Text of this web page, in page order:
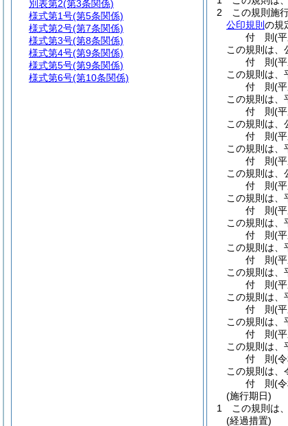
2
この規則施
公印規則 の規
付 則(
この規則は、
付 則(
この規則は、
付 則(
この規則は、
付 則(
この規則は、
付 則(
この規則は、
付 則(
この規則は、
付 則(
この規則は、
付 則(
この規則は、
付 則(
この規則は、
付 則(
この規則は、
付 則(
この規則は、
付 則(
この規則は、
付 則(
この規則は、
付 則(
この規則は、
付 則(
(施行期日)
1
この規則は
(経過措置)
別表第2(第3条関係)
様式第1号(第5条関係)
様式第2号(第7条関係)
様式第3号(第8条関係)
様式第4号(第9条関係)
様式第5号(第9条関係)
様式第6号(第10条関係)